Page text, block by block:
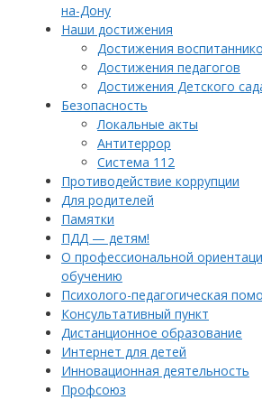
на-Дону
Наши достижения
Достижения
Достижения педагогов
Достижения Детского
Безопасность
Локальные акты
Антитеррор
Система 112
Противодействие коррупции
Для родителей
Памятки
ПДД — детям!
О профессиональной
обучению
Психолого-педагогическая
Консультативный пункт
Дистанционное образование
Интернет для детей
Инновационная деятельность
Профсоюз